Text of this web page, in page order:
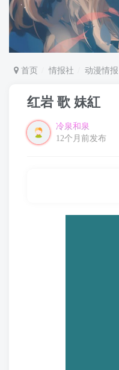
首页 情报社 动漫情报
红岩 歌 妹紅
冷泉和泉
12个月前发布